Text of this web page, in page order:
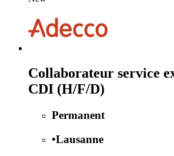
Collaborateur service
CDI (H/F/D)
Permanent
•Lausanne